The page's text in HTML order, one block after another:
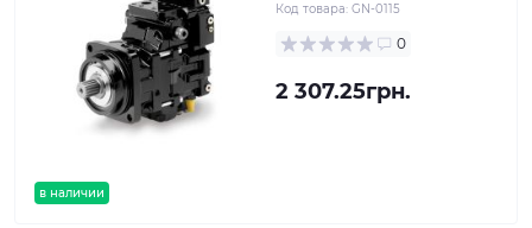
в наличии
Код товара: GN-0115
0
2 307.25грн.